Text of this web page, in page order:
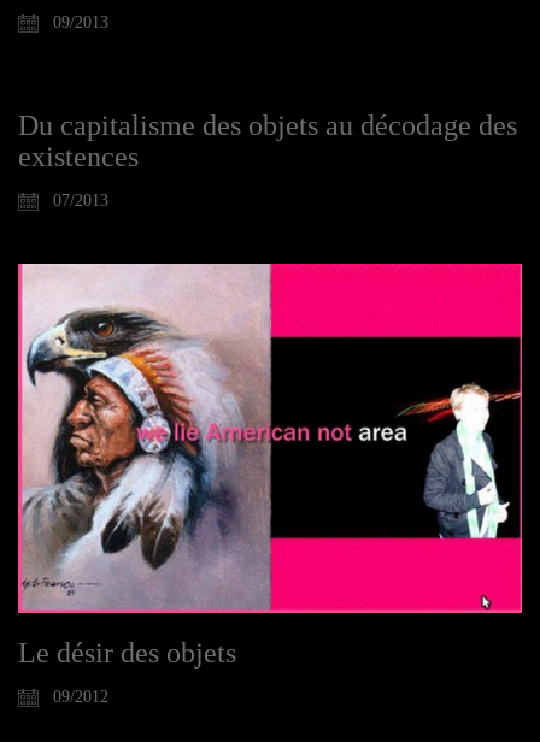
09/2013
Du capitalisme des objets au décodage des
existences
07/2013
Le désir des objets
09/2012